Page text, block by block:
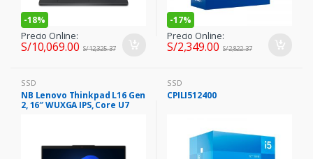
-18%
Precio Online:
S/10,069.00 S/12,325.37
-17%
Precio Online:
S/2,349.00 S/2,822.37
SSD
NB Lenovo Thinkpad L16 Gen
2, 16″ WUXGA IPS, Core U7
SSD
CPILI512400